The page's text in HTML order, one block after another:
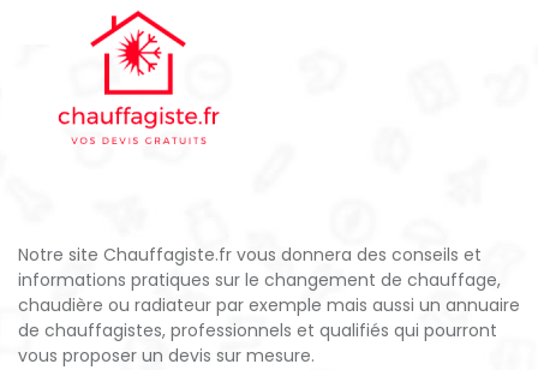
Notre site Chauffagiste.fr vous donnera des conseils et
informations pratiques sur le changement de chauffage,
chaudière ou radiateur par exemple mais aussi un annuaire
de chauffagistes, professionnels et qualifiés qui pourront
vous proposer un devis sur mesure.